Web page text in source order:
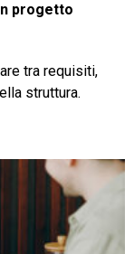
progetto
tra requisiti,
struttura.